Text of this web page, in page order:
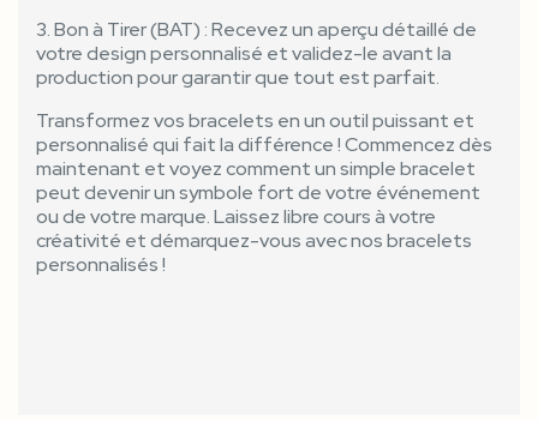
3. Bon à Tirer (BAT) : Recevez un aperçu détaillé de
votre design personnalisé et validez-le avant la
production pour garantir que tout est parfait.
Transformez vos bracelets en un outil puissant et
personnalisé qui fait la différence ! Commencez dès
maintenant et voyez comment un simple bracelet
peut devenir un symbole fort de votre événement
ou de votre marque. Laissez libre cours à votre
créativité et démarquez-vous avec nos bracelets
personnalisés !